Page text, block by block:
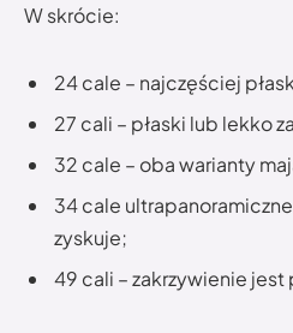
W skrócie:
24 cale – najczęściej
27 cali – płaski lub lekko
32 cale – oba warianty
34 cale
zyskuje;
49 cali – zakrzywienie